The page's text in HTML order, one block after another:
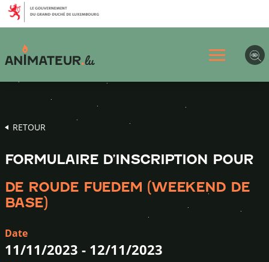
Aller
au
menu
principal
Aller
au
contenu
Aller
au
pied
page
RETOUR
FORMULAIRE D’INSCRIPTION POUR
DE ROUDE FUEDEM (WEEKEND DE
BASE)
Date
11/11/2023 - 12/11/2023